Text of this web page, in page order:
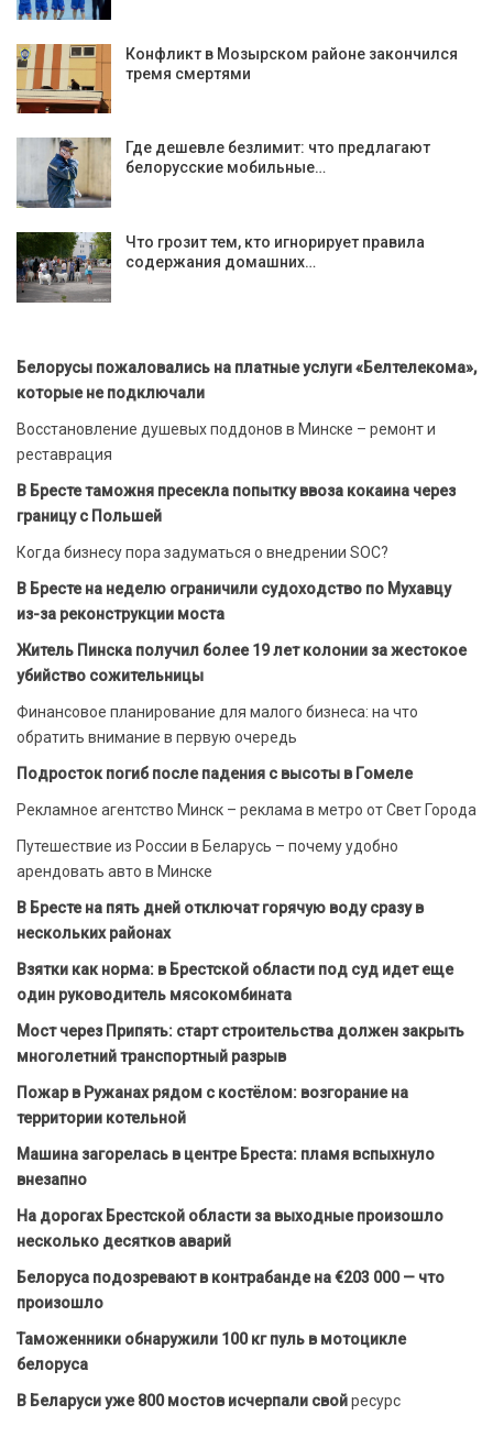
Конфликт в Мозырском районе закончился
тремя смертями
Где дешевле безлимит: что предлагают
белорусские мобильные…
Что грозит тем, кто игнорирует правила
содержания домашних…
Белорусы пожаловались на платные услуги «Белтелекома»,
которые не подключали
Восстановление душевых поддонов в Минске – ремонт и
реставрация
В Бресте таможня пресекла попытку ввоза кокаина через
границу с Польшей
Когда бизнесу пора задуматься о внедрении SOC?
В Бресте на неделю ограничили судоходство по Мухавцу
из-за реконструкции моста
Житель Пинска получил более 19 лет колонии за жестокое
убийство сожительницы
Финансовое планирование для малого бизнеса: на что
обратить внимание в первую очередь
Подросток погиб после падения с высоты в Гомеле
Рекламное агентство Минск – реклама в метро от Свет Города
Путешествие из России в Беларусь – почему удобно
арендовать авто в Минске
В Бресте на пять дней отключат горячую воду сразу в
нескольких районах
Взятки как норма: в Брестской области под суд идет еще
один руководитель мясокомбината
Мост через Припять: старт строительства должен закрыть
многолетний транспортный разрыв
Пожар в Ружанах рядом с костёлом: возгорание на
территории котельной
Машина загорелась в центре Бреста: пламя вспыхнуло
внезапно
На дорогах Брестской области за выходные произошло
несколько десятков аварий
Белоруса подозревают в контрабанде на €203 000 — что
произошло
Таможенники обнаружили 100 кг пуль в мотоцикле
белоруса
В Беларуси уже 800 мостов исчерпали свойресурс